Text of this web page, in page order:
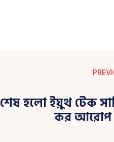
শেষ হলো ইয়ুথ টেক
কর আরোপ